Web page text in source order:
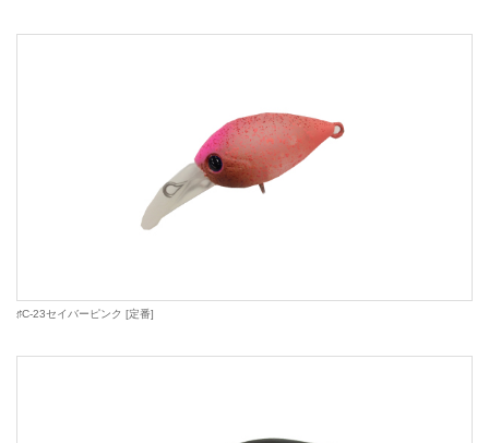
♯C-23セイバーピンク [定番]